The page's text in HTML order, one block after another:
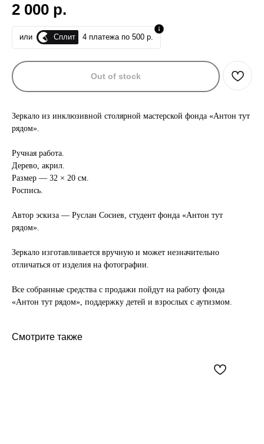
2 000 р.
или Сплит 4 платежа по 500 р.
Out of stock
Зеркало из инклюзивной столярной мастерской фонда «Антон тут
рядом».
Ручная работа.
Дерево, акрил.
Размер — 32 × 20 см.
Роспись.
Автор эскиза — Руслан Сосиев, студент фонда «Антон тут
рядом».
Зеркало изготавливается вручную и может незначительно
отличаться от изделия на фотографии.
Все собранные средства с продажи пойдут на работу фонда
«Антон тут рядом», поддержку детей и взрослых с аутизмом.
Смотрите также